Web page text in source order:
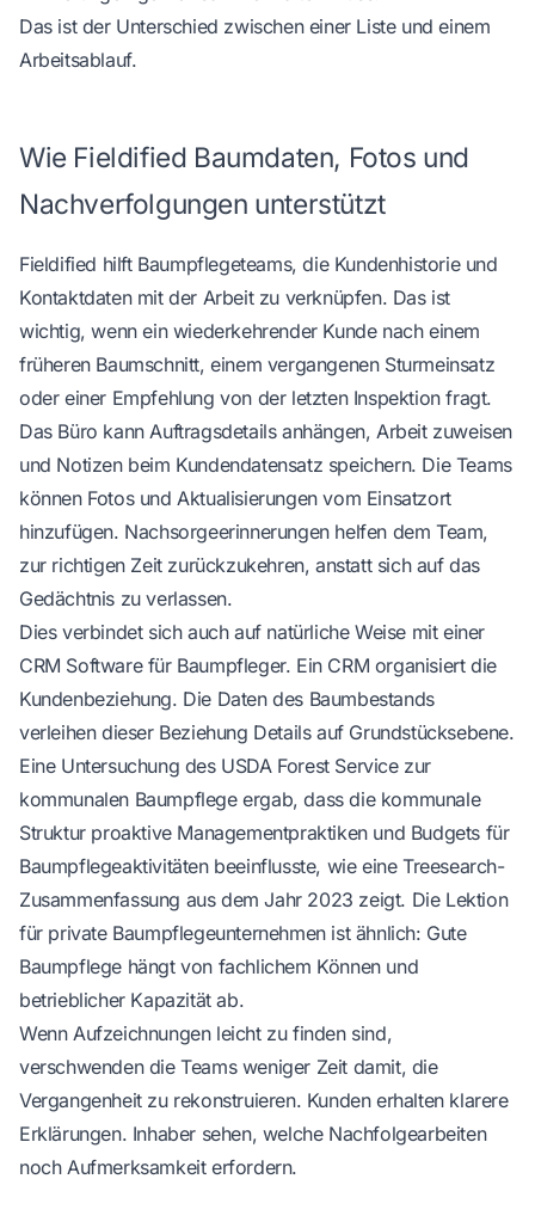
Das ist der Unterschied zwischen einer Liste und einem
Arbeitsablauf.
Wie Fieldified Baumdaten, Fotos und
Nachverfolgungen unterstützt
Fieldified hilft Baumpflegeteams, die Kundenhistorie und
Kontaktdatenmit der Arbeit zu verknüpfen. Das ist
wichtig, wenn ein wiederkehrender Kunde nach einem
früheren Baumschnitt, einem vergangenen Sturmeinsatz
oder einer Empfehlung von der letzten Inspektion fragt.
Das Büro kann Auftragsdetails anhängen, Arbeit zuweisen
und Notizen beim Kundendatensatz speichern. Die Teams
können Fotos und Aktualisierungen vom Einsatzort
hinzufügen. Nachsorgeerinnerungen helfen dem Team,
zur richtigen Zeit zurückzukehren, anstatt sich auf das
Gedächtnis zu verlassen.
Dies verbindet sich auch auf natürliche Weise mit einer
CRM Software für Baumpfleger. Ein CRM organisiert die
Kundenbeziehung. Die Daten des Baumbestands
verleihen dieser Beziehung Details auf Grundstücksebene.
Eine Untersuchung des USDA Forest Service zur
kommunalen Baumpflege ergab, dass die kommunale
Struktur proaktive Managementpraktiken und Budgets für
Baumpflegeaktivitäten beeinflusste, wie eineTreesearch-
Zusammenfassung aus dem Jahr 2023 zeigt. Die Lektion
für private Baumpflegeunternehmen ist ähnlich: Gute
Baumpflege hängt von fachlichem Können und
betrieblicher Kapazität ab.
Wenn Aufzeichnungen leicht zu finden sind,
verschwenden die Teams weniger Zeit damit, die
Vergangenheit zu rekonstruieren. Kunden erhalten klarere
Erklärungen. Inhaber sehen, welche Nachfolgearbeiten
noch Aufmerksamkeit erfordern.